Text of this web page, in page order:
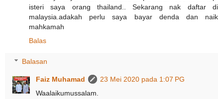
isteri saya​ orang​ thailand.. Sekarang​ nak​ daftar​ di​
malaysia.adakah perlu saya​ bayar​ denda​ dan​ naik​
mahkamah
Balas
Balasan
Faiz Muhamad
23 Mei 2020 pada 1:07 PG
Waalaikumussalam.